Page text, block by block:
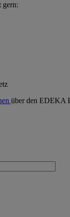
gern:
über den EDEKA